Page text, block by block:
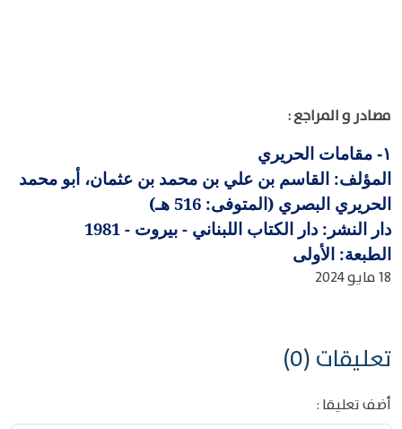
مصادر و المراجع :
١-
مقامات الحريري
المؤلف: القاسم بن علي بن محمد بن عثمان، أبو محمد
الحريري البصري (المتوفى: 516 هـ)
دار النشر: دار الكتاب اللبناني - بيروت - 1981
الطبعة: الأولى
18 مايو 2024
تعليقات (0)
أضف تعليقا :